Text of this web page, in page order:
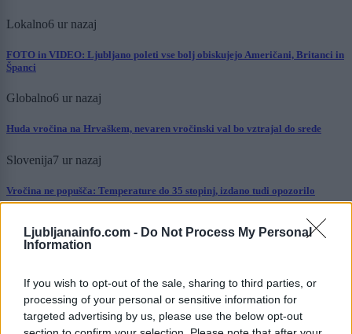
Ljubljanainfo.com - Do Not Process My Personal
Information
If you wish to opt-out of the sale, sharing to third parties, or
processing of your personal or sensitive information for
targeted advertising by us, please use the below opt-out
Lokalno6 ur nazaj
FOTO in VIDEO: Ljubljano poleti vse bolj obiskujejo Američani, Britanci in
Španci
Globalno6 ur nazaj
Huda vročina na Hrvaškem, nevaren vročinski val bo vztrajal do srede
Slovenija7 ur nazaj
Vročina ne popušča: Temperature do 35 stopinj, izdano tudi opozorilo
Pot proti morju bo daljša: Na avtocestah zastoji in več prometnih nesreč
Kronika9 ur nazaj
Pogrešani mladoletnik iz Ljubljane je bil najden